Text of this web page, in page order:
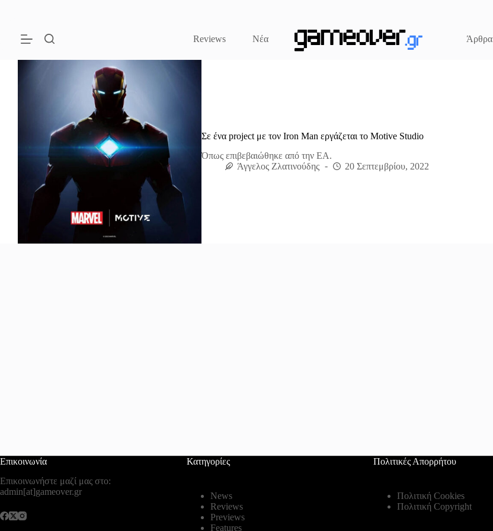
Reviews
Νέα Άρθρα
Σε ένα project με τον Iron Man εργάζεται το Motive Studio
Όπως επιβεβαιώθηκε από την ΕΑ.
Άγγελος Ζλατινούδης
20 Σεπτεμβρίου, 2022
Επικοινωνία
Επικοινωνήστε μαζί μας στο:
admin[at]gameover.gr
Κατηγορίες
News
Reviews
Previews
Features
Πολιτικές Απορρήτου
Πολιτική Cookies
Πολιτική Copyright